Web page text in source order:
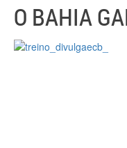
O BAHIA